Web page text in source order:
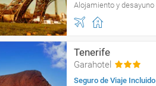
Alojamiento y desayuno
Tenerife
Garahotel
Seguro de Viaje Incluido